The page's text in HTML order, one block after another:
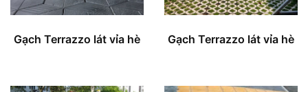
Gạch Terrazzo lát vỉa hè Gạch Terrazzo lát vỉa hè